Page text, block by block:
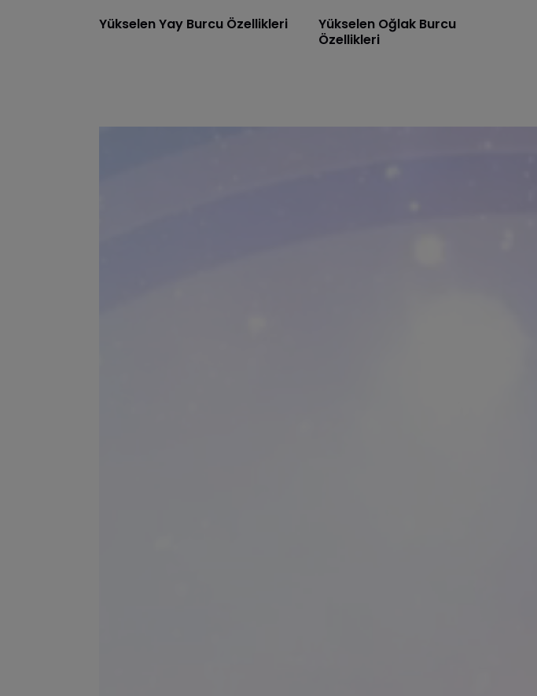
Yükselen Yay Burcu Özellikleri
Yükselen Oğlak Burcu
Özellikleri